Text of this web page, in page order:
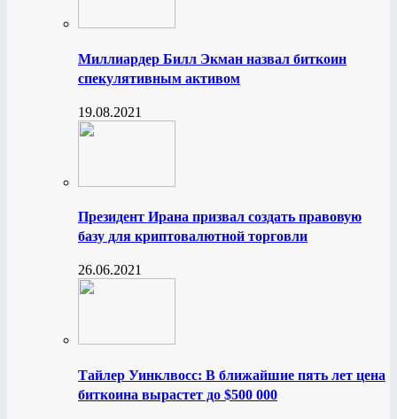
Миллиардер Билл Экман назвал биткоин
спекулятивным активом
19.08.2021
Президент Ирана призвал создать правовую
базу для криптовалютной торговли
26.06.2021
Тайлер Уинклвосс: В ближайшие пять лет цена
биткоина вырастет до $500 000